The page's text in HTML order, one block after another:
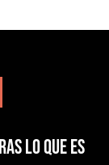
lo que es